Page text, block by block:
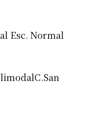
Esc. Normal